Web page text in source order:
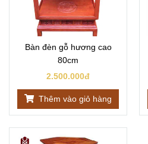
Bàn đèn gỗ hương cao
80cm
2.500.000đ
Thêm vào giỏ hàng